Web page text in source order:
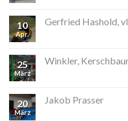
10
Apr.
Gerfried Hashold,
25
März
Winkler,
20
März
Jakob Prasser